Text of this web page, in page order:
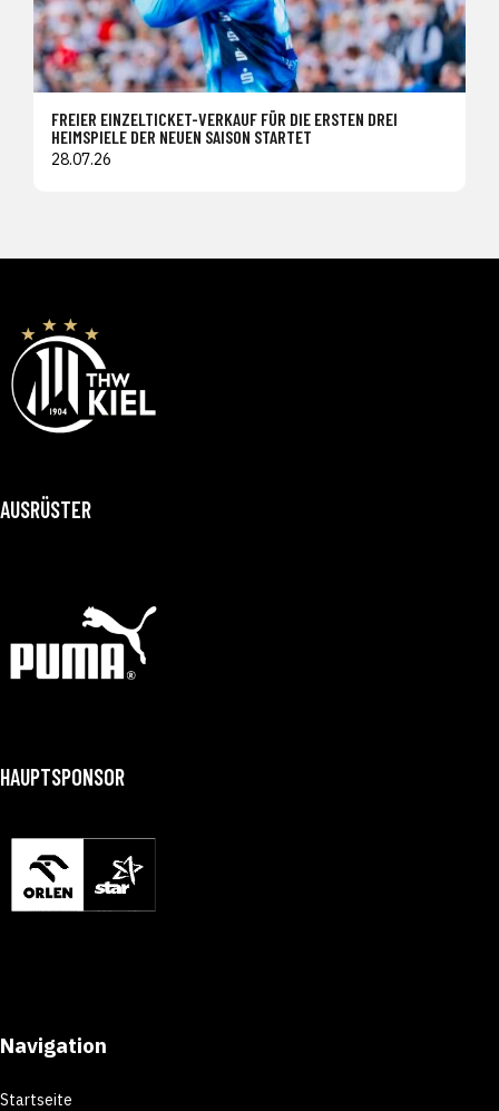
FREIER EINZELTICKET-VERKAUF FÜR DIE ERSTEN DREI
HEIMSPIELE DER NEUEN SAISON STARTET
28.07.26
AUSRÜSTER
HAUPTSPONSOR
Navigation
Startseite